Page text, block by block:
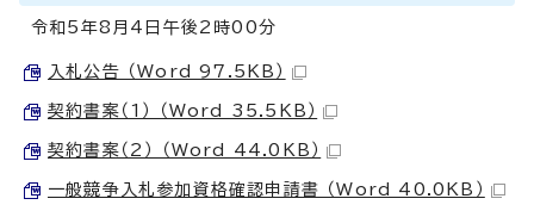
令和5年8月4日午後2時00分
入札公告 （Word 97.5KB）
契約書案（1） （Word 35.5KB）
契約書案（2） （Word 44.0KB）
一般競争入札参加資格確認申請書 （Word 40.0KB）